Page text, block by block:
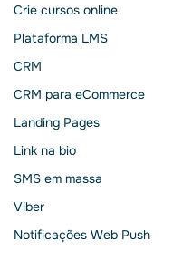
Crie cursos online
Plataforma LMS
CRM
CRM para eCommerce
Landing Pages
Link na bio
SMS em massa
Viber
Notificações Web Push